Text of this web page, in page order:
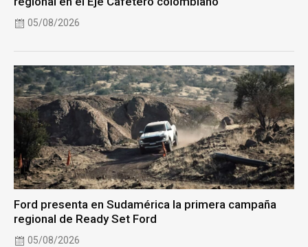
05/08/2026
Ford presenta en Sudamérica la primera campaña
regional de Ready Set Ford
05/08/2026